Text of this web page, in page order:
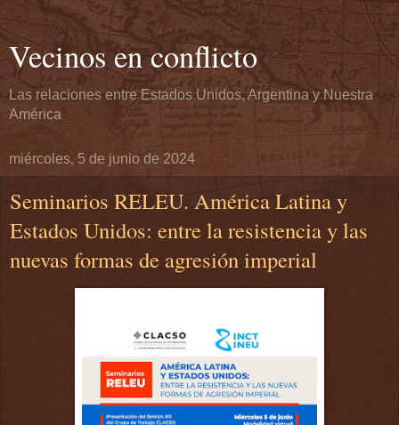
Vecinos en conflicto
Las relaciones entre Estados Unidos, Argentina y Nuestra
América
miércoles, 5 de junio de 2024
Seminarios RELEU. América Latina y
Estados Unidos: entre la resistencia y las
nuevas formas de agresión imperial